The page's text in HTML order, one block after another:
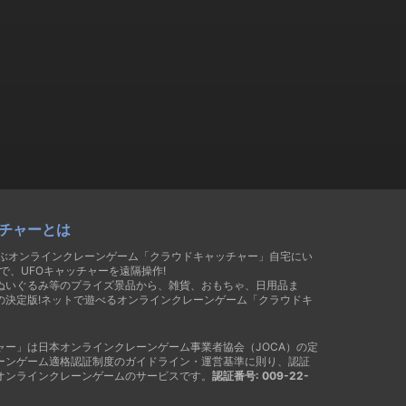
ャーとは
オンラインクレーンゲーム「クラウドキャッチャー」自宅にい
、UFOキャッチャーを遠隔操作!
いぐるみ等のプライズ景品から、雑貨、おもちゃ、日用品ま
決定版!ネットで遊べるオンラインクレーンゲーム「クラウドキ
ー」は日本オンラインクレーンゲーム事業者協会（JOCA）の定
ンゲーム適格認証制度のガイドライン・運営基準に則り、認証
ラインクレーンゲームのサービスです。 認証番号: 009-22-